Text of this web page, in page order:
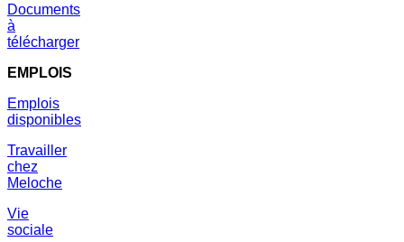
Documents
à
télécharger
EMPLOIS
Emplois
disponibles
Travailler
chez
Meloche
Vie
sociale